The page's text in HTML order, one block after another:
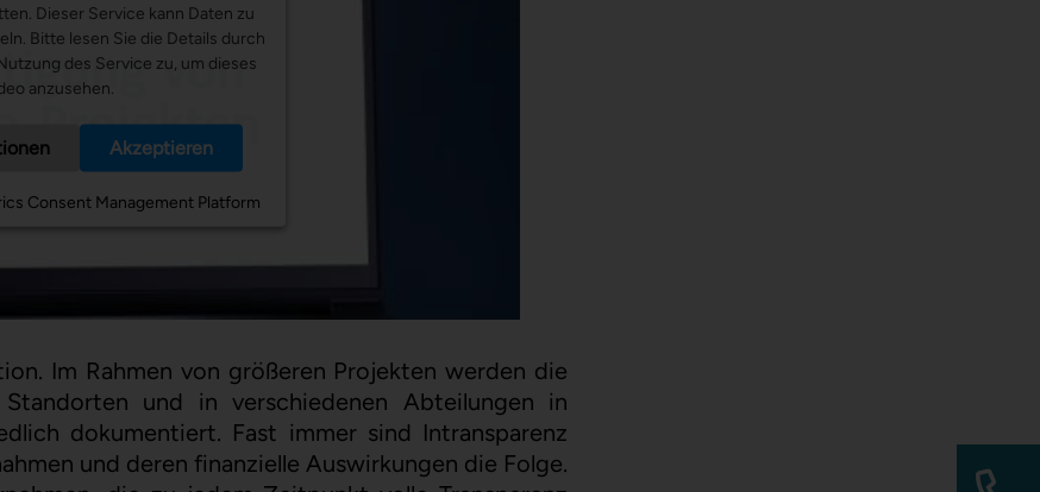
Dieser Service kann Daten zu
Bitte lesen Sie die Details durch
des Service zu, um dieses
anzusehen.
Akzeptieren
Consent Management Platform
Im Rahmen von größeren Projekten werden die
Standorten und in verschiedenen Abteilungen in
dokumentiert. Fast immer sind Intransparenz
und deren finanzielle Auswirkungen die Folge.